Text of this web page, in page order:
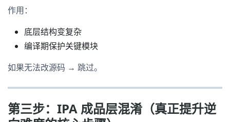
作用：
底层结构变复杂
编译期保护关键模块
如果无法改源码 → 跳过。
第三步：IPA 成品层混淆（真正提升逆